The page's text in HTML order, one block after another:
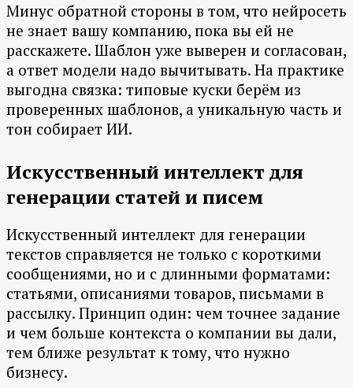
Минус обратной стороны в том, что нейросеть
не знает вашу компанию, пока вы ей не
расскажете. Шаблон уже выверен и согласован,
а ответ модели надо вычитывать. На практике
выгодна связка: типовые куски берём из
проверенных шаблонов, а уникальную часть и
тон собирает ИИ.
Искусственный интеллект для
генерации статей и писем
Искусственный интеллект для генерации
текстов справляется не только с короткими
сообщениями, но и с длинными форматами:
статьями, описаниями товаров, письмами в
рассылку. Принцип один: чем точнее задание
и чем больше контекста о компании вы дали,
тем ближе результат к тому, что нужно
бизнесу.